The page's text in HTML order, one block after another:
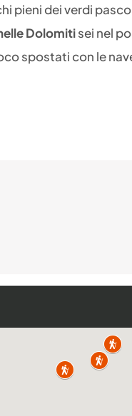
pieni dei verdi
Dolomitisei nel
spostati con le